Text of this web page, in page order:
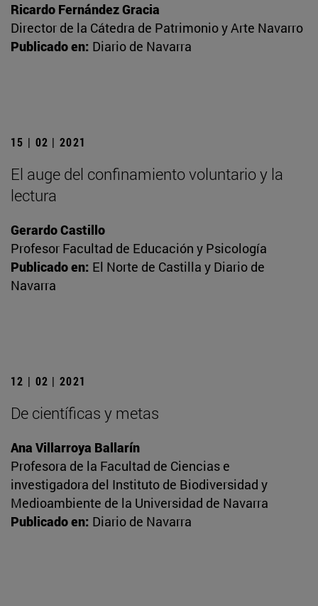
Ricardo Fernández Gracia
Director de la Cátedra de Patrimonio y Arte Navarro
Publicado en: Diario de Navarra
15 | 02 | 2021
El auge del confinamiento voluntario y la
lectura
Gerardo Castillo
Profesor Facultad de Educación y Psicología
Publicado en: El Norte de Castilla y Diario de
Navarra
12 | 02 | 2021
De científicas y metas
Ana Villarroya Ballarín
Profesora de la Facultad de Ciencias e
investigadora del Instituto de Biodiversidad y
Medioambiente de la Universidad de Navarra
Publicado en: Diario de Navarra